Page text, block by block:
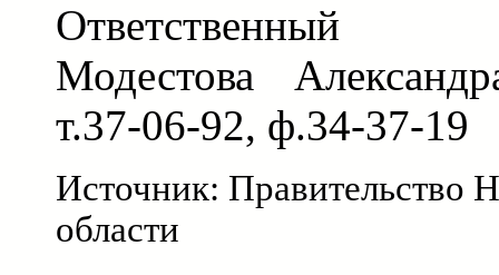
Ответственный
Модестова
т.37-06-92, ф.34-37-19
Источник: Правительство
области